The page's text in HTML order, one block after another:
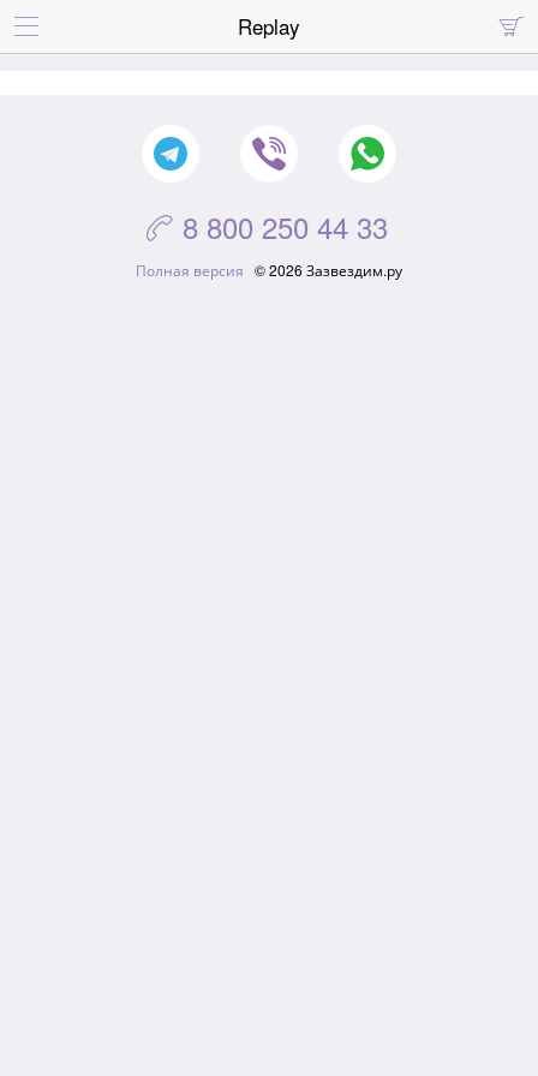
 
Replay
 8 800 250 44 33
Полная версия © 2026 Зазвездим.ру